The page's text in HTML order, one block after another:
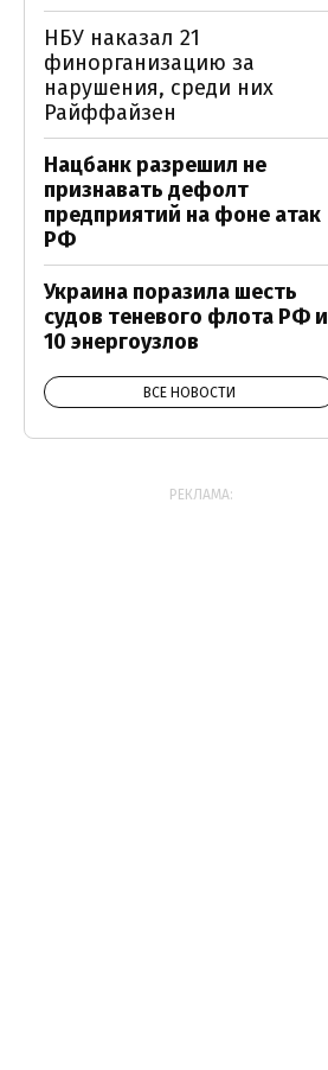
НБУ наказал 21
финорганизацию за
нарушения, среди них
Райффайзен
Нацбанк разрешил не
признавать дефолт
предприятий на фоне атак
РФ
Украина поразила шесть
судов теневого флота РФ и
10 энергоузлов
ВСЕ НОВОСТИ
РЕКЛАМА: